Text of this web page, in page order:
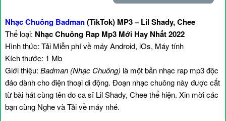
Nhạc Chuông Badman(TikTok) MP3 – Lil Shady, Chee
Thể loại: Nhạc Chuông Rap Mp3 Mới Hay Nhất 2022
Hình thức: Tải Miễn phí về máy Android, iOs, Máy tính
Kích thước: 1 Mb
Giới thiệu: Badman (Nhạc Chuông) là một bản nhạc rap mp3 độc
đáo dành cho điện thoại di động. Đoạn nhạc chuông này được cắt
từ bài hát cùng tên do ca sĩ Lil Shady, Chee thể hiện. Xin mời các
bạn cùng Nghe và Tải về máy nhé.